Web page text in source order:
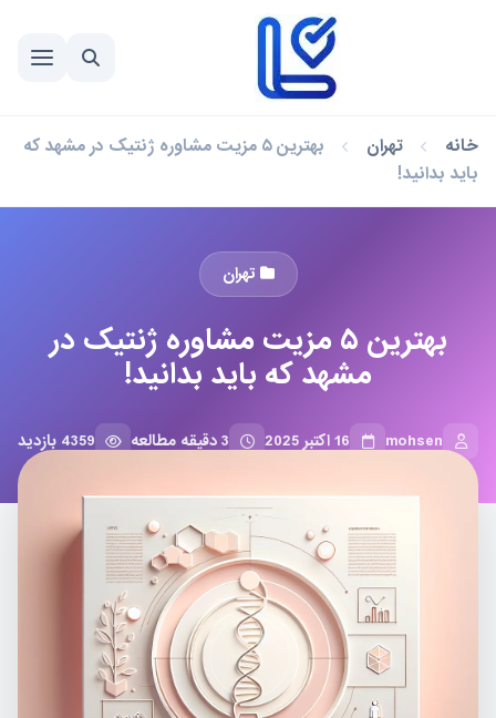
خانه تهران
بهترین ۵ مزیت مشاوره ژنتیک در مشهد که
باید بدانید!
تهران
بهترین ۵ مزیت مشاوره ژنتیک در
مشهد که باید بدانید!
mohsen 16 اکتبر 2025 3 دقیقه مطالعه 4359 بازدید